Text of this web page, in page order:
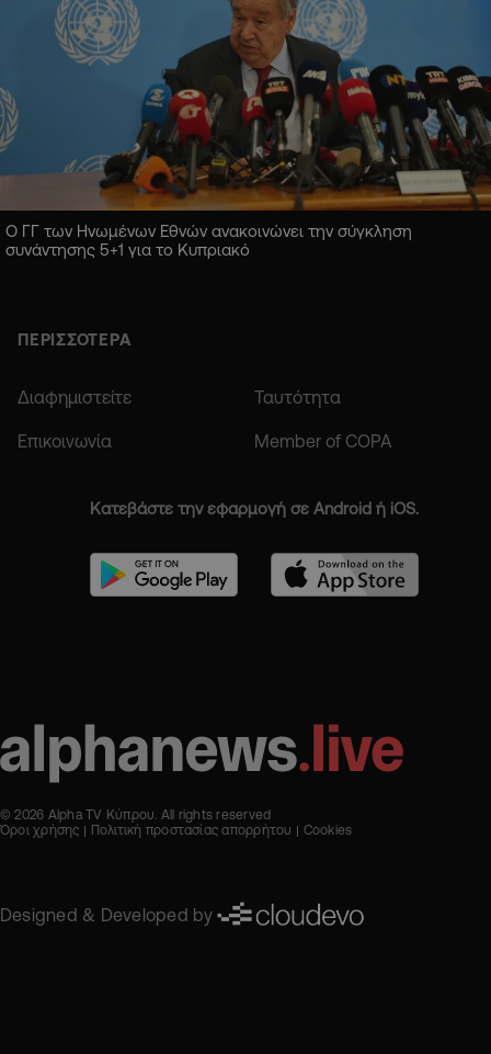
Ο ΓΓ των Ηνωμένων Εθνών ανακοινώνει την σύγκληση
συνάντησης 5+1 για το Κυπριακό
ΠΕΡΙΣΣΟΤΕΡΑ
Διαφημιστείτε Ταυτότητα
Επικοινωνία Member of COPA
Κατεβάστε την εφαρμογή σε Android ή iOS.
© 2026 Alpha TV Κύπρου. All rights reserved
Όροι χρήσης
Πολιτική προστασίας απορρήτου Cookies
Designed & Developed by